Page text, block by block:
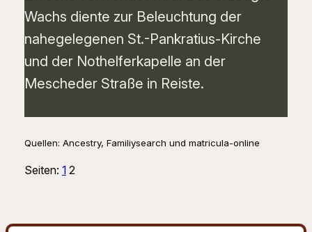
Wachs diente zur Beleuchtung der
nahegelegenen St.-Pankratius-Kirche
und der Nothelferkapelle an der
Mescheder Straße in Reiste.
Quellen: Ancestry, Familiysearch und matricula-online
Seiten: 1 2